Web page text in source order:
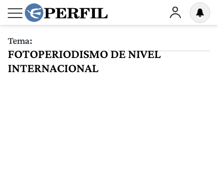
Tema:
FOTOPERIODISMO DE NIVEL
INTERNACIONAL